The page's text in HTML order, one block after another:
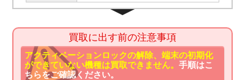
買取に出す前の注意事項
アクティベーションロックの解除、端末の初期化
ができていない機種は買取できません。手順はこ
ちらをご確認ください。